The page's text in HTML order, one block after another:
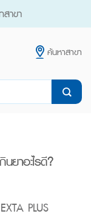
าขา
ค้นหาสาขา
ยาอะไรดี?
EXTA PLUS